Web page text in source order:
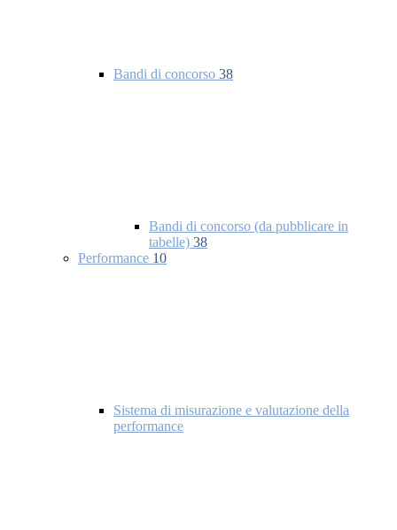
Bandi di concorso 38
Bandi di concorso (da pubblicare in
tabelle) 38
Performance 10
Sistema di misurazione e valutazione della
performance